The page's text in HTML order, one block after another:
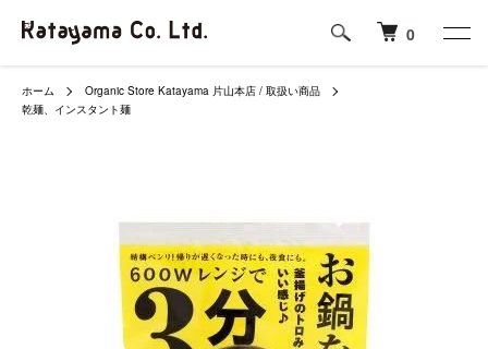
0
ホーム
Organic Store Katayama 片山本店 / 取扱い商品
乾麺、インスタント麺